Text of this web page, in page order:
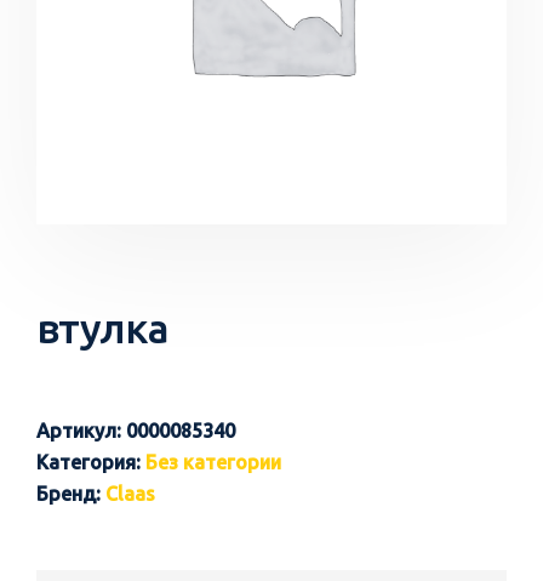
втулка
Артикул: 0000085340
Категория: Без категории
Бренд: Claas